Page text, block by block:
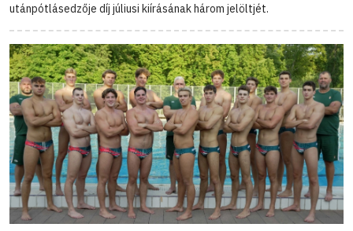
utánpótlásedzője díj júliusi kiírásának három jelöltjét.